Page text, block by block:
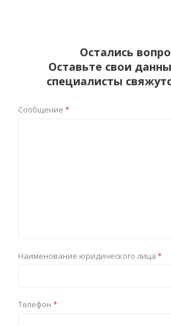
Остались
Оставьте свои
специалисты
Сообщение *
Наименование юридического лица *
Телефон *